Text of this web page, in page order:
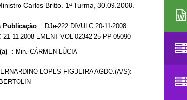
Carlos Britto. 1ª Turma, 30.09.2008.
Publicação : DJe-222 DIVULG 20-11-2008
21-11-2008 EMENT VOL-02342-25 PP-05090
: Min. CÁRMEN LÚCIA
LOPES FIGUEIRA AGDO.(A/S):